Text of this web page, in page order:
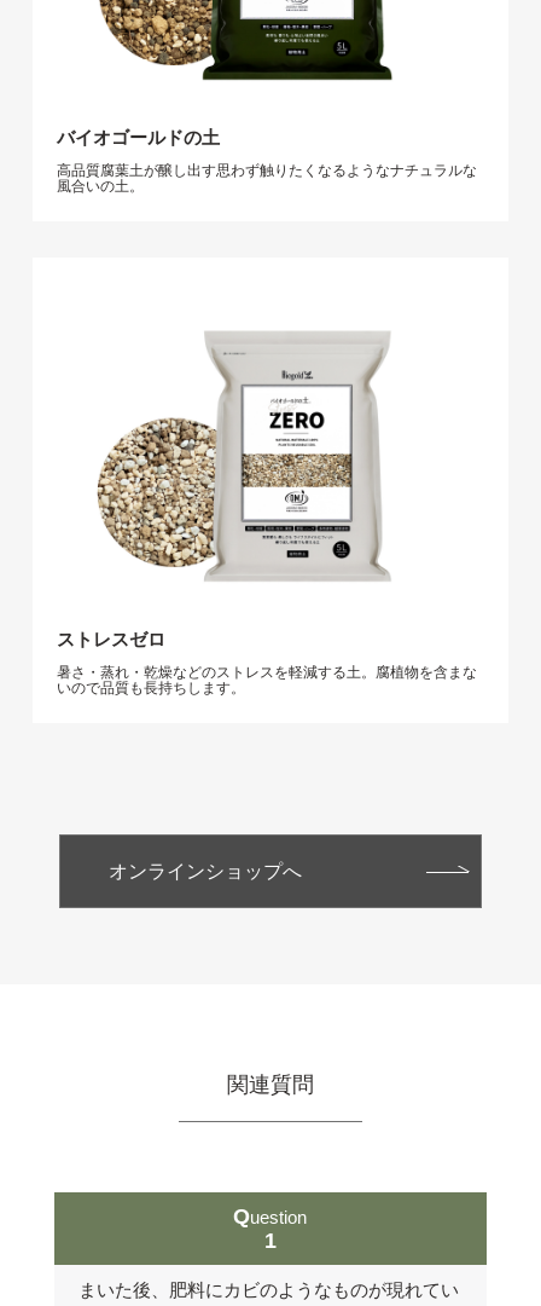
バイオゴールドの土
高品質腐葉土が醸し出す思わず触りたくなるようなナチュラルな
風合いの土。
ストレスゼロ
暑さ・蒸れ・乾燥などのストレスを軽減する土。腐植物を含まな
いので品質も長持ちします。
オンラインショップへ
関連質問
Question
1
まいた後、肥料にカビのようなものが現れてい